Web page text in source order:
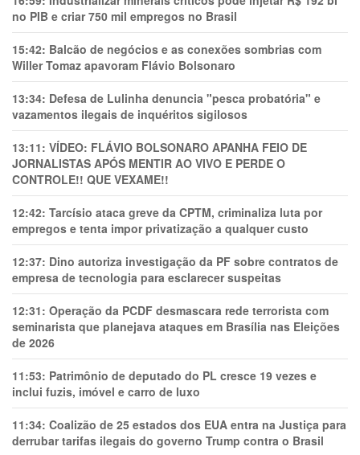
no PIB e criar 750 mil empregos no Brasil
15:42: Balcão de negócios e as conexões sombrias com
Willer Tomaz apavoram Flávio Bolsonaro
13:34: Defesa de Lulinha denuncia "pesca probatória" e
vazamentos ilegais de inquéritos sigilosos
13:11: VÍDEO: FLÁVIO BOLSONARO APANHA FEIO DE
JORNALISTAS APÓS MENTIR AO VIVO E PERDE O
CONTROLE!! QUE VEXAME!!
12:42: Tarcísio ataca greve da CPTM, criminaliza luta por
empregos e tenta impor privatização a qualquer custo
12:37: Dino autoriza investigação da PF sobre contratos de
empresa de tecnologia para esclarecer suspeitas
12:31: Operação da PCDF desmascara rede terrorista com
seminarista que planejava ataques em Brasília nas Eleições
de 2026
11:53: Patrimônio de deputado do PL cresce 19 vezes e
inclui fuzis, imóvel e carro de luxo
11:34: Coalizão de 25 estados dos EUA entra na Justiça para
derrubar tarifas ilegais do governo Trump contra o Brasil